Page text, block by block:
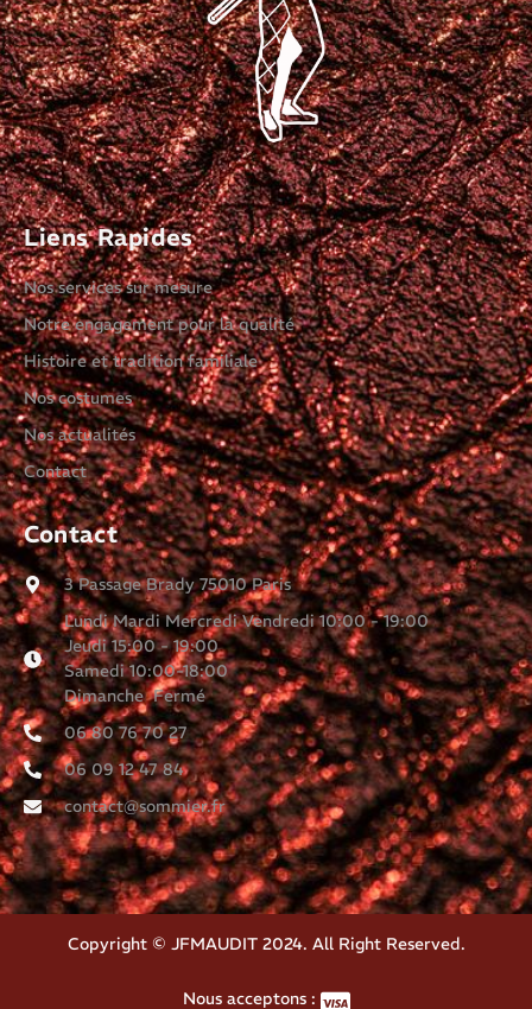
Liens Rapides
Nos services sur mesure
Notre engagement pour la qualité
Histoire et tradition familiale
Nos costumes
Nos actualités
Contact
Contact
3 Passage Brady 75010 Paris
Lundi Mardi Mercredi Vendredi 10:00 - 19:00
Jeudi 15:00 - 19:00
Samedi 10:00-18:00
Dimanche Fermé
06 80 76 70 27
06 09 12 47 84
contact@sommier.fr
Copyright © JFMAUDIT 2024. All Right Reserved.
Nous acceptons :